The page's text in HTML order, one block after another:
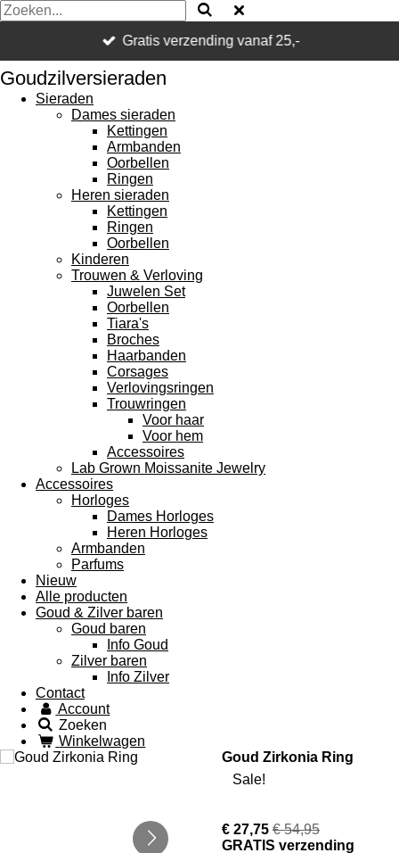
Gratis verzending vanaf 25,-
Goudzilversieraden
Sieraden
Dames sieraden
Kettingen
Armbanden
Oorbellen
Ringen
Heren sieraden
Kettingen
Ringen
Oorbellen
Kinderen
Trouwen & Verloving
Juwelen Set
Oorbellen
Tiara's
Broches
Haarbanden
Corsages
Verlovingsringen
Trouwringen
Voor haar
Voor hem
Accessoires
Lab Grown Moissanite Jewelry
Accessoires
Horloges
Dames Horloges
Heren Horloges
Armbanden
Parfums
Nieuw
Alle producten
Goud & Zilver baren
Goud baren
Info Goud
Zilver baren
Info Zilver
Contact
Account
Zoeken
Winkelwagen
Goud Zirkonia Ring
Sale!
€ 27,75 € 54,95
GRATIS verzending